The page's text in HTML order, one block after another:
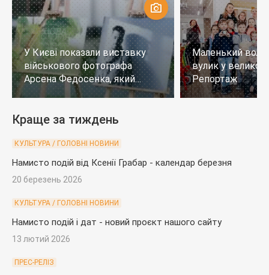
У Києві показали виставку
військового фотографа
Арсена Федосенка, який
загинув на війні
Маленький
вулик у
Репортаж
Краще за тиждень
КУЛЬТУРА / ГОЛОВНІ НОВИНИ
Намисто подій від Ксенії Грабар - календар березня
20 березень 2026
КУЛЬТУРА / ГОЛОВНІ НОВИНИ
Намисто подій і дат - новий проєкт нашого сайту
13 лютий 2026
ПРЕС-РЕЛІЗ